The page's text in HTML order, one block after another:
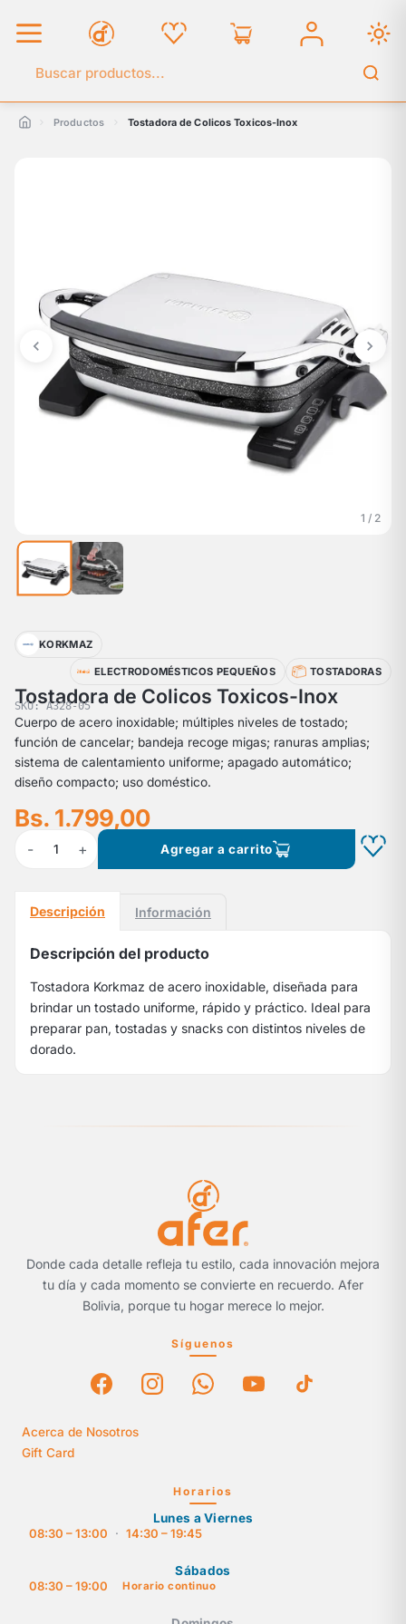
Buscar en el catálogo
Productos Tostadora de Colicos Toxicos-Inox
1 / 2
KORKMAZ
ELECTRODOMÉSTICOS PEQUEÑOS TOSTADORAS
Tostadora de Colicos Toxicos-Inox
SKU: A328-05
Cuerpo de acero inoxidable; múltiples niveles de tostado;
función de cancelar; bandeja recoge migas; ranuras amplias;
sistema de calentamiento uniforme; apagado automático;
diseño compacto; uso doméstico.
Bs. 1.799,00
- 1 + Agregar a carrito
Descripción Información
Descripción del producto
Tostadora Korkmaz de acero inoxidable, diseñada para
brindar un tostado uniforme, rápido y práctico. Ideal para
preparar pan, tostadas y snacks con distintos niveles de
dorado.
Donde cada detalle refleja tu estilo, cada innovación mejora
tu día y cada momento se convierte en recuerdo. Afer
Bolivia, porque tu hogar merece lo mejor.
Síguenos
Acerca de Nosotros
Gift Card
Horarios
Lunes a Viernes
08:30 – 13:00
· 14:30 – 19:45
Sábados
08:30 – 19:00
Horario continuo